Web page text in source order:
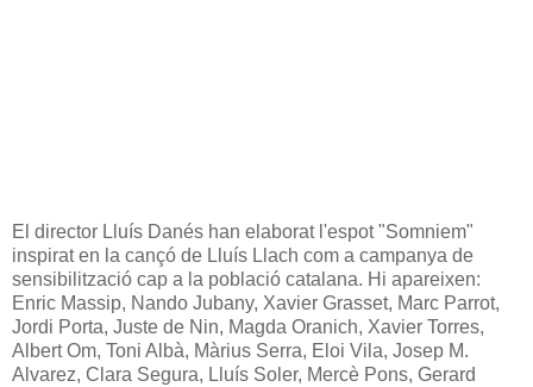
El director Lluís Danés han elaborat l'espot "Somniem"
inspirat en la cançó de Lluís Llach com a campanya de
sensibilització cap a la població catalana. Hi apareixen:
Enric Massip, Nando Jubany, Xavier Grasset, Marc Parrot,
Jordi Porta, Juste de Nin, Magda Oranich, Xavier Torres,
Albert Om, Toni Albà, Màrius Serra, Eloi Vila, Josep M.
Alvarez, Clara Segura, Lluís Soler, Mercè Pons, Gerard